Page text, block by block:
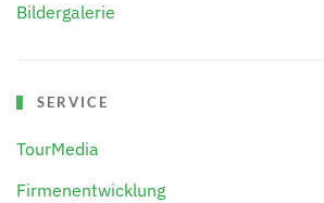
Bildergalerie
SERVICE
TourMedia
Firmenentwicklung